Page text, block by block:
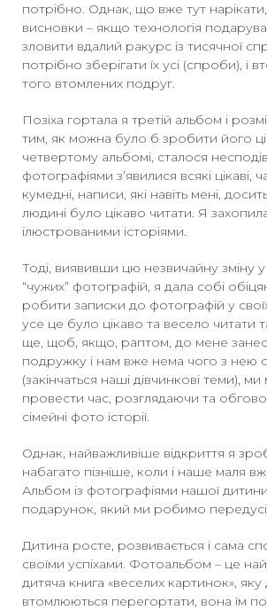
потрібно. Однак, що вже тут
висновки – якщо технологія
зловити вдалий ракурс із тисячної
потрібно зберігати їх усі (спроби), і
того втомлених подруг.
Позіха гортала я третій альбом і
тим, як можна було б зробити його
четвертому альбомі, сталося
фотографіями з’явилися всякі цікаві,
кумедні, написи, які навіть мені,
людині було цікаво читати. Я
ілюстрованими історіями.
Тоді, виявивши цю незвичайну зміну у
“чужих” фотографій, я дала собі
робити записки до фотографій у
усе це було цікаво та весело читати
ще, щоб, якщо, раптом, до мене
подружку і нам вже нема чого з нею
(закінчаться наші дівчинкові теми),
провести час, розглядаючи та
сімейні фото історії.
Однак, найважливіше відкриття я
набагато пізніше, коли і наше маля
Альбом із фотографіями нашої
подарунок, який ми робимо
Дитина росте, розвивається і сама
своїми успіхами. Фотоальбом – це
дитяча книга «веселих картинок», яку
втомлюються перегортати, вона їм